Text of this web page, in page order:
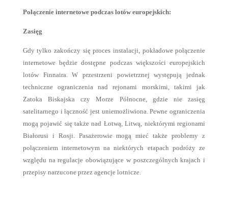
Połączenie internetowe podczas lotów europejskich:
Zasięg
Gdy tylko zakończy się proces instalacji, pokładowe połączenie
internetowe będzie dostępne podczas większości europejskich
lotów Finnaira. W przestrzeni powietrznej występują jednak
techniczne ograniczenia nad rejonami morskimi, takimi jak
Zatoka Biskajska czy Morze Północne, gdzie nie zasięg
satelitarnego i łączność jest uniemożliwiona. Pewne ograniczenia
mogą pojawić się także nad Łotwą, Litwą, niektórymi regionami
Białorusi i Rosji. Pasażerowie mogą mieć także problemy z
połączeniem internetowym na niektórych etapach podróży ze
względu na regulacje obowiązujące w poszczególnych krajach i
przepisy narzucone przez agencje lotnicze.